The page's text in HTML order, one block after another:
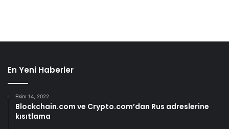
En Yeni Haberler
Ekim 14, 2022
Blockchain.com ve Crypto.com’dan Rus adreslerine
kısıtlama